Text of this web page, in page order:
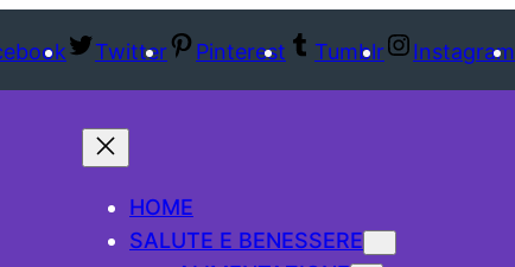
Twitter Pinterest Tumblr Instagram
HOME
SALUTE E BENESSERE